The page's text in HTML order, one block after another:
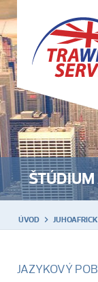
ÚVOD
JAZYKOVÝ